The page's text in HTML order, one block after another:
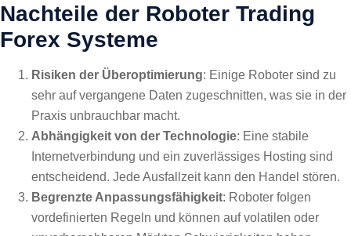
Nachteile der Roboter Trading
Forex Systeme
Risiken der Überoptimierung: Einige Roboter sind zu
sehr auf vergangene Daten zugeschnitten, was sie in der
Praxis unbrauchbar macht.
Abhängigkeit von der Technologie: Eine stabile
Internetverbindung und ein zuverlässiges Hosting sind
entscheidend. Jede Ausfallzeit kann den Handel stören.
Begrenzte Anpassungsfähigkeit: Roboter folgen
vordefinierten Regeln und können auf volatilen oder